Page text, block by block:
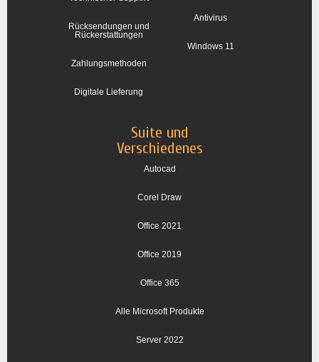
Rücksendungen und
Rückerstattungen
Zahlungsmethoden
Digitale Lieferung
Antivirus
Windows 11
Suite und
Verschiedenes
Autocad
Corel Draw
Office 2021
Office 2019
Office 365
Alle Microsoft Produkte
Server 2022